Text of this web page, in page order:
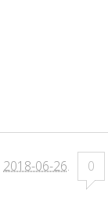
2018-06-26. 0